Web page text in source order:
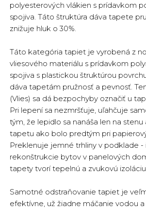
polyesterových vlákien s prídavkom
spojiva. Táto štruktúra dáva tapete
znižuje hluk o 30%.
Táto kategória tapiet je vyrobená z
vliesového materiálu s prídavkom
spojiva s plastickou štruktúrou
dáva tapetám pružnosť a pevnosť.
(Vlies) sa dá bezpochyby označiť u
Pri lepení sa nezmršťuje, uľahčuje
tým, že lepidlo sa nanáša len na
tapetu ako bolo predtým pri
Preklenuje jemné trhliny v podklade -
rekonštrukcie bytov v panelových
tapety tvorí tepelnú a zvukovú
Samotné odstraňovanie tapiet je
efektívne, už žiadne máčanie vodou